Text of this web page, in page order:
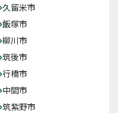
久留米市
飯塚市
柳川市
筑後市
行橋市
中間市
筑紫野市